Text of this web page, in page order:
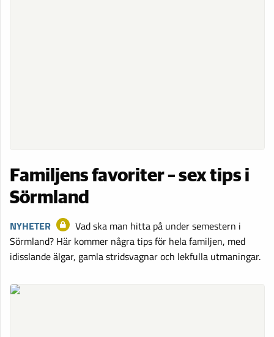
Familjens favoriter – sex tips i
Sörmland
NYHETER
Vad ska man hitta på under semestern i
Sörmland? Här kommer några tips för hela familjen, med
idisslande älgar, gamla stridsvagnar och lekfulla utmaningar.